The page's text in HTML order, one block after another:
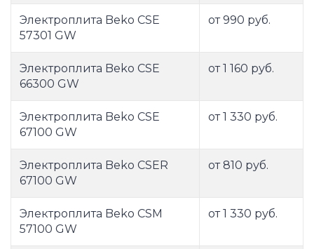
Электроплита Beko CSE
57301 GW
от 990 руб.
Электроплита Beko CSE
66300 GW
от 1 160 руб.
Электроплита Beko CSE
67100 GW
от 1 330 руб.
Электроплита Beko CSER
67100 GW
от 810 руб.
Электроплита Beko CSM
57100 GW
от 1 330 руб.